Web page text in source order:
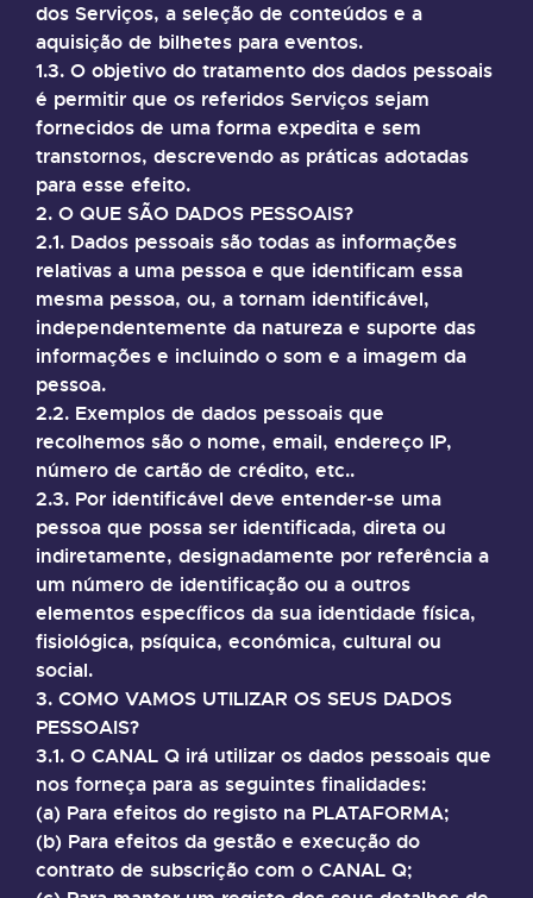
dos Serviços, a seleção de conteúdos e a
aquisição de bilhetes para eventos.
1.3. O objetivo do tratamento dos dados pessoais
é permitir que os referidos Serviços sejam
fornecidos de uma forma expedita e sem
transtornos, descrevendo as práticas adotadas
para esse efeito.
2. O QUE SÃO DADOS PESSOAIS?
2.1. Dados pessoais são todas as informações
relativas a uma pessoa e que identificam essa
mesma pessoa, ou, a tornam identificável,
independentemente da natureza e suporte das
informações e incluindo o som e a imagem da
pessoa.
2.2. Exemplos de dados pessoais que
recolhemos são o nome, email, endereço IP,
número de cartão de crédito, etc..
2.3. Por identificável deve entender-se uma
pessoa que possa ser identificada, direta ou
indiretamente, designadamente por referência a
um número de identificação ou a outros
elementos específicos da sua identidade física,
fisiológica, psíquica, económica, cultural ou
social.
3. COMO VAMOS UTILIZAR OS SEUS DADOS
PESSOAIS?
3.1. O CANAL Q irá utilizar os dados pessoais que
nos forneça para as seguintes finalidades:
(a) Para efeitos do registo na PLATAFORMA;
(b) Para efeitos da gestão e execução do
contrato de subscrição com o CANAL Q;